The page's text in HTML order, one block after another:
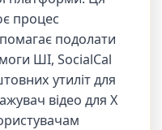
процес
подолати
ШІ, SocialCal
утиліт для
відео для X